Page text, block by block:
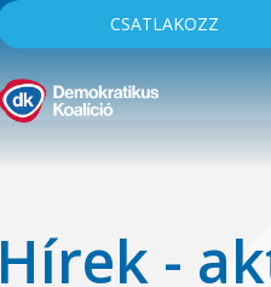
CSATLAKOZZ
Hírek -